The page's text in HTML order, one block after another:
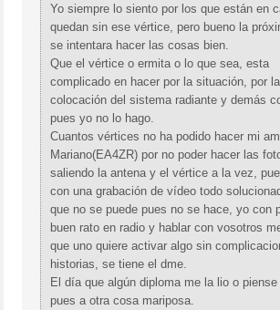
Yo siempre lo siento por los que están en
quedan sin ese vértice, pero bueno la
se intentara hacer las cosas bien.
Que el vértice o ermita o lo que sea, esta
complicado en hacer por la situación, por la
colocación del sistema radiante y demás
pues yo no lo hago.
Cuantos vértices no ha podido hacer mi
Mariano(EA4ZR) por no poder hacer las
saliendo la antena y el vértice a la vez,
con una grabación de vídeo todo
que no se puede pues no se hace, yo con
buen rato en radio y hablar con vosotros
que uno quiere activar algo sin
historias, se tiene el dme.
El día que algún diploma me la lio o piense
pues a otra cosa mariposa.